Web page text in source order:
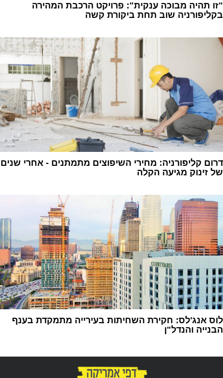
"זו תהיה מבוכה ענקית": פרויקט הרכבת המהירה
בקליפורניה שוב תחת ביקורת קשה
דרום קליפורניה: מחירי השיפוצים מתמתנים - אחרי שנים
של זינוק מגיעה הקלה
לוס אנג'לס: חקירת השחיתות בעירייה מתמקדת בענף
הבנייה והנדל"ן